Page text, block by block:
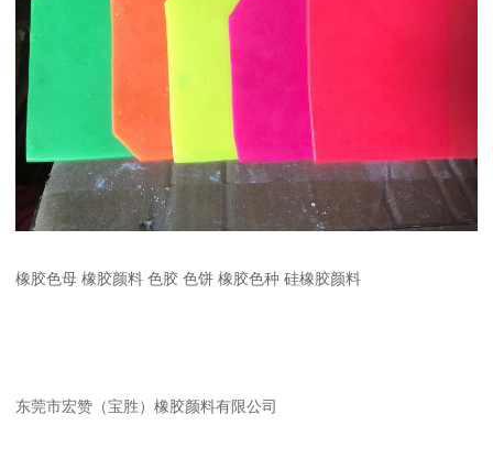
橡胶色母 橡胶颜料 色胶 色饼 橡胶色种 硅橡胶颜料
东莞市宏赞（宝胜）橡胶颜料有限公司